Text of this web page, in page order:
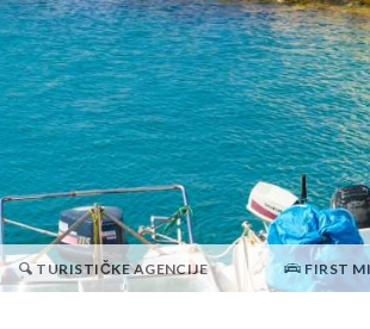
TURISTIČKE AGENCIJE FIRST